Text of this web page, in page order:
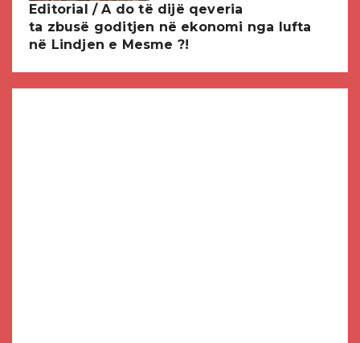
Editorial / A do të dijë qeveria
ta zbusë goditjen në ekonomi nga lufta
në Lindjen e Mesme ?!